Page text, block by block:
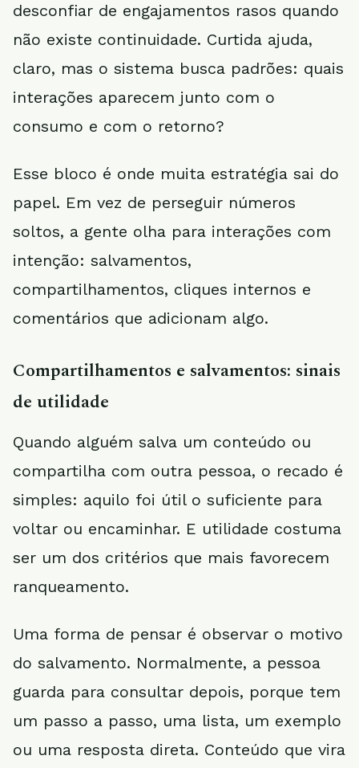
desconfiar de engajamentos rasos quando
não existe continuidade. Curtida ajuda,
claro, mas o sistema busca padrões: quais
interações aparecem junto com o
consumo e com o retorno?
Esse bloco é onde muita estratégia sai do
papel. Em vez de perseguir números
soltos, a gente olha para interações com
intenção: salvamentos,
compartilhamentos, cliques internos e
comentários que adicionam algo.
Compartilhamentos e salvamentos: sinais
de utilidade
Quando alguém salva um conteúdo ou
compartilha com outra pessoa, o recado é
simples: aquilo foi útil o suficiente para
voltar ou encaminhar. E utilidade costuma
ser um dos critérios que mais favorecem
ranqueamento.
Uma forma de pensar é observar o motivo
do salvamento. Normalmente, a pessoa
guarda para consultar depois, porque tem
um passo a passo, uma lista, um exemplo
ou uma resposta direta. Conteúdo que vira